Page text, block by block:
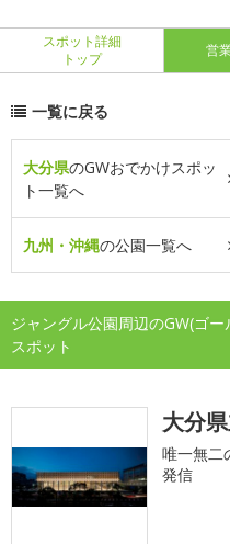
スポット詳細
トップ
営
一覧に戻る
大分県のGWおでかけスポッ
ト一覧へ
九州・沖縄の公園一覧へ
ジャングル公園周辺のGW(ゴ
スポット
大分
唯一無二
発信